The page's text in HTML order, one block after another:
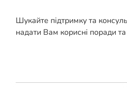
Шукайте підтримку та
надати Вам корисні поради